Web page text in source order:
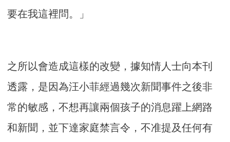
要在我這裡問。」
之所以會造成這樣的改變，據知情人士向本刊
透露，是因為汪小菲經過幾次新聞事件之後非
常的敏感，不想再讓兩個孩子的消息躍上網路
和新聞，並下達家庭禁言令，不准提及任何有